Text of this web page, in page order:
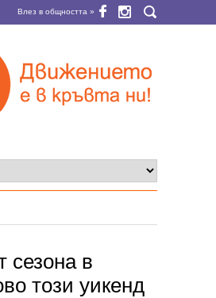
Влез в общността »
сезона в
този уикенд